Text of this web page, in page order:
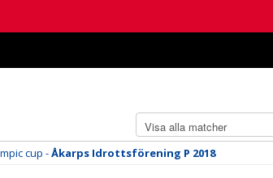
cup -Åkarps Idrottsförening P 2018